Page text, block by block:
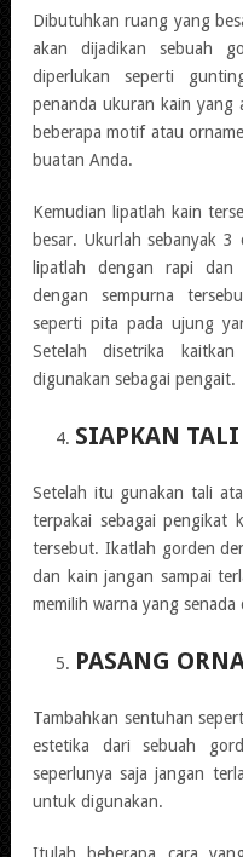
Dibutuhkan ruang yang
akan dijadikan sebuah
diperlukan seperti
penanda ukuran kain yang
beberapa motif atau
buatan Anda.
Kemudian lipatlah kain
besar. Ukurlah sebanyak 3
lipatlah dengan rapi
dengan sempurna
seperti pita pada ujung
Setelah disetrika
digunakan sebagai pengait.
SIAPKAN
Setelah itu gunakan tali
terpakai sebagai pengikat
tersebut. Ikatlah gorden
dan kain jangan sampai
memilih warna yang senada
PASANG
Tambahkan sentuhan
estetika dari sebuah
seperlunya saja jangan
untuk digunakan.